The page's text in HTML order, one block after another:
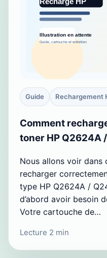
Guide Rechargement
Comment
toner HP Q2624A
Nous allons voir
recharger
type HP Q2624A /
d’abord avoir besoin
Votre cartouche de…
Lecture 2 min